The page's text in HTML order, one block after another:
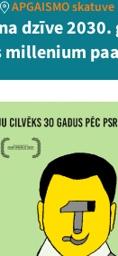
APGAISMO skatuve
dzīve 2030.
millenium